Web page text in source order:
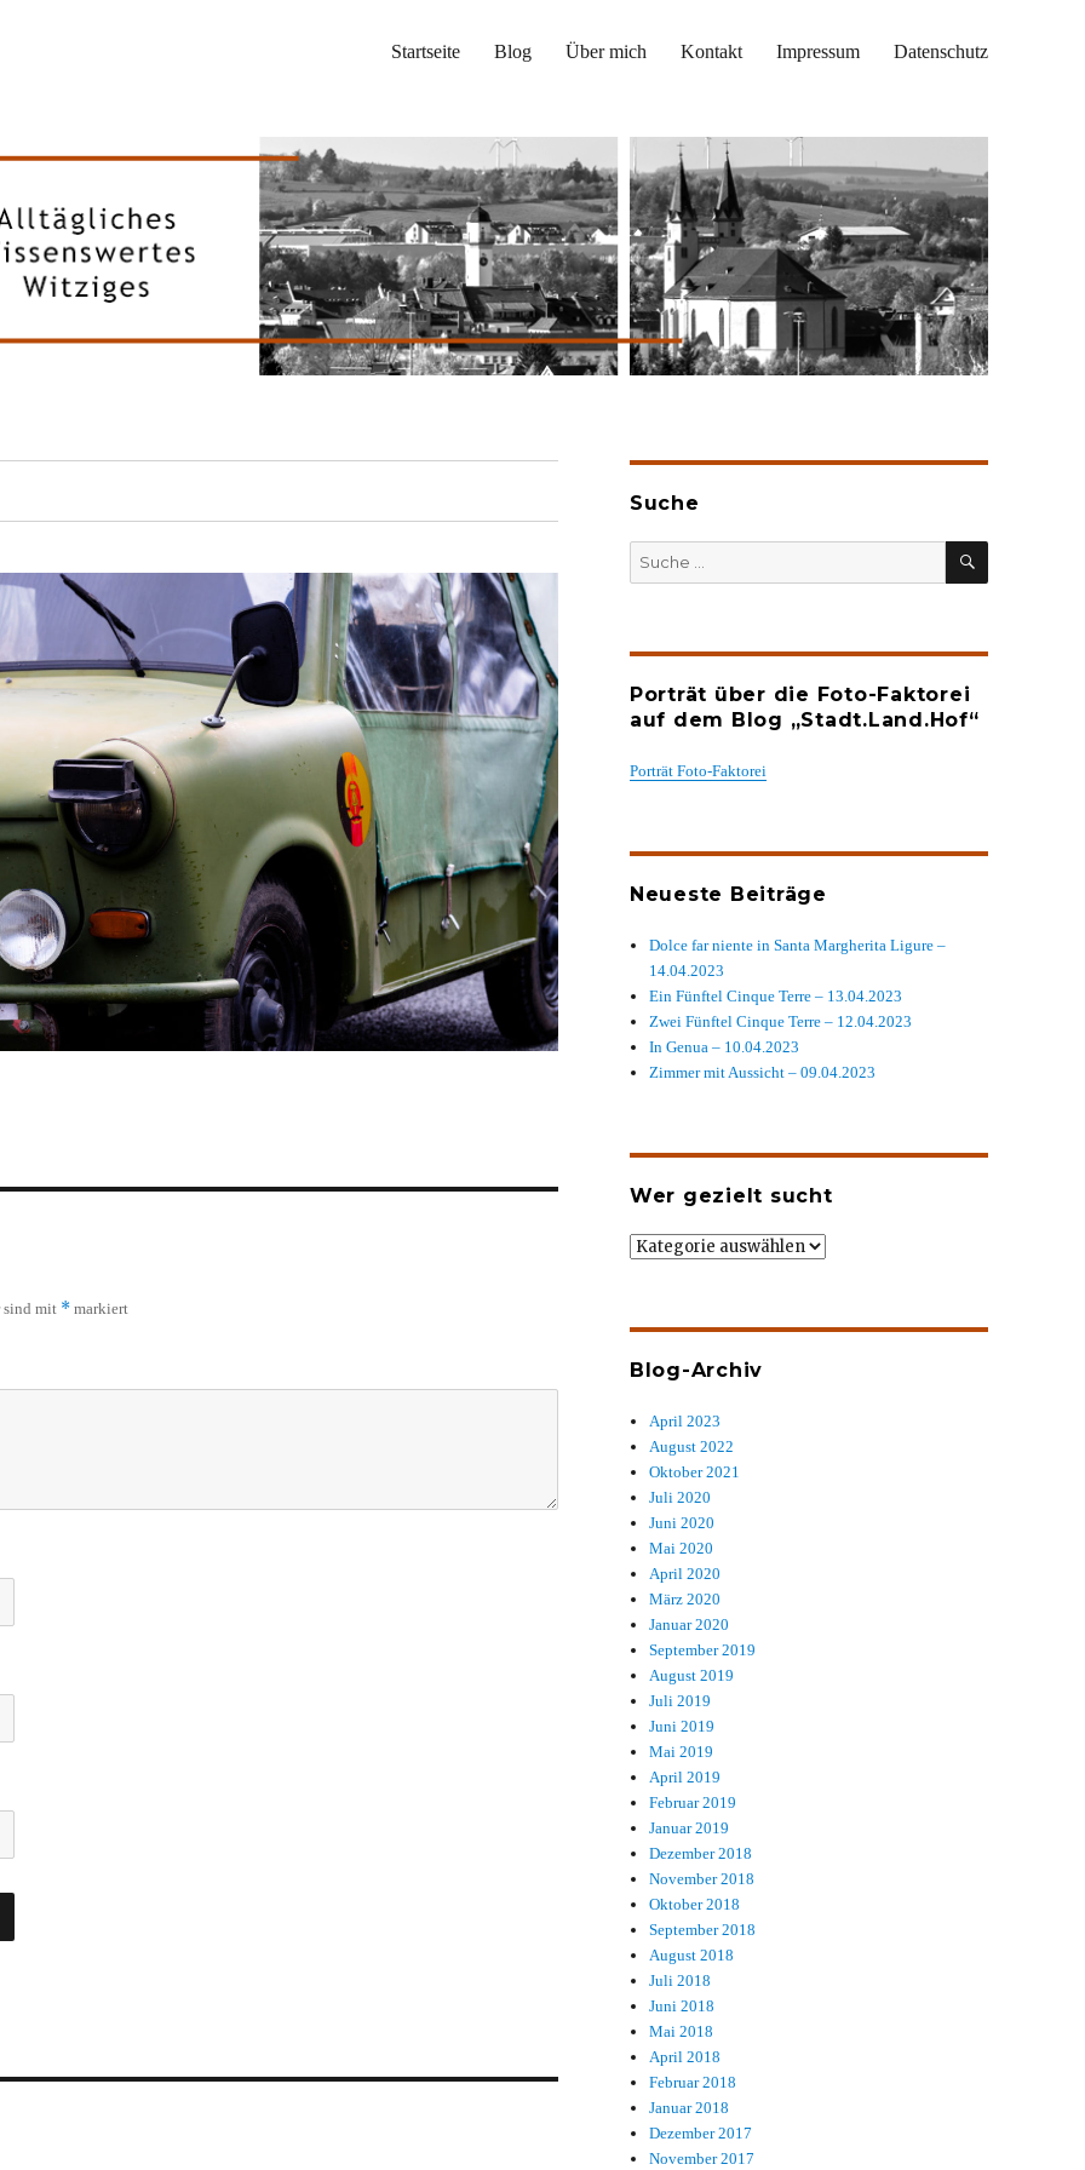
Startseite Blog Über mich Kontakt Impressum Datenschutz
sind mit * markiert
Suche
SUCHEN
Porträt über die Foto-Faktorei
auf dem Blog „Stadt.Land.Hof“
Porträt Foto-Faktorei
Neueste Beiträge
Dolce far niente in Santa Margherita Ligure –
14.04.2023
Ein Fünftel Cinque Terre – 13.04.2023
Zwei Fünftel Cinque Terre – 12.04.2023
In Genua – 10.04.2023
Zimmer mit Aussicht – 09.04.2023
Wer gezielt sucht
Wer
Blog-Archiv
April 2023
August 2022
Oktober 2021
Juli 2020
Juni 2020
Mai 2020
April 2020
März 2020
Januar 2020
September 2019
August 2019
Juli 2019
Juni 2019
Mai 2019
April 2019
Februar 2019
Januar 2019
Dezember 2018
November 2018
Oktober 2018
September 2018
August 2018
Juli 2018
Juni 2018
Mai 2018
April 2018
Februar 2018
Januar 2018
Dezember 2017
November 2017